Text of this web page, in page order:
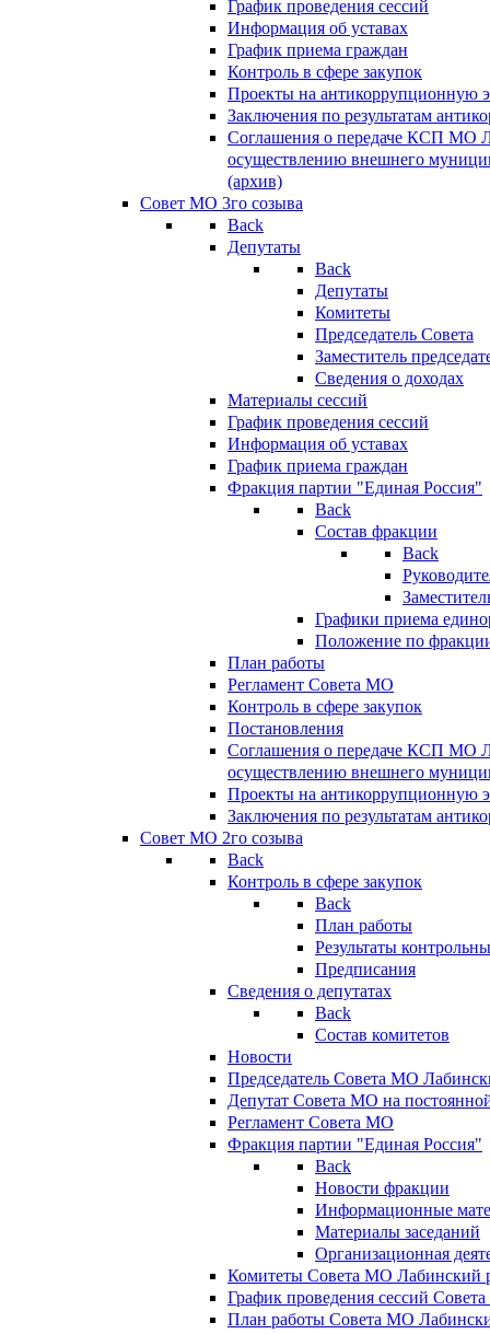
График проведения сессий
Информация об уставах
График приема граждан
Контроль в сфере закупок
Проекты на антикоррупционную
Заключения по результатам
Соглашения о передаче КСП МО
осуществлению внешнего
(архив)
Совет МО 3го созыва
Back
Депутаты
Back
Депутаты
Комитеты
Председатель Совета
Заместитель
Сведения о доходах
Материалы сессий
График проведения сессий
Информация об уставах
График приема граждан
Фракция партии "Единая Россия"
Back
Состав фракции
Back
Графики приема
Положение по
План работы
Регламент Совета МО
Контроль в сфере закупок
Постановления
Соглашения о передаче КСП МО
осуществлению внешнего
Проекты на антикоррупционную
Заключения по результатам
Совет МО 2го созыва
Back
Контроль в сфере закупок
Back
План работы
Результаты
Предписания
Сведения о депутатах
Back
Состав комитетов
Новости
Председатель Совета МО
Депутат Совета МО на
Регламент Совета МО
Фракция партии "Единая Россия"
Back
Новости фракции
Информационные
Материалы заседаний
Организационная
Комитеты Совета МО Лабинский
График проведения сессий
План работы Совета МО